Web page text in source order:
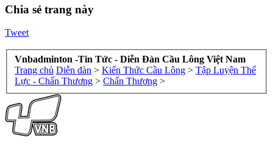
Chia sẻ trang này
Tweet
Vnbadminton -Tin Tức - Diễn Đàn Cầu Lông Việt Nam
Trang chủ Diễn đàn > Kiến Thức Cầu Lông > Tập Luyện Thể
Lực - Chấn Thương > Chấn Thương >